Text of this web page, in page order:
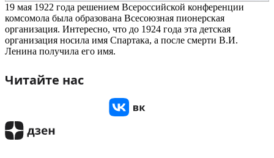
19 мая 1922 года решением Всероссийской конференции
комсомола была образована Всесоюзная пионерская
организация. Интересно, что до 1924 года эта детская
организация носила имя Спартака, а после смерти В.И.
Ленина получила его имя.
Читайте нас